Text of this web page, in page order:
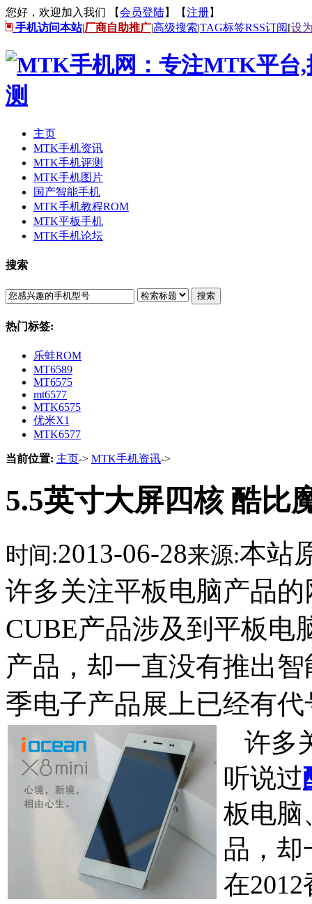
您好，欢迎加入我们 【会员登陆】【注册】
手机访问本站|厂商自助推广|高级搜索|TAG标签RSS订阅[设
主页
MTK手机资讯
MTK手机评测
MTK手机图片
国产智能手机
MTK手机教程ROM
MTK平板手机
MTK手机论坛
搜索
搜索
热门标签:
乐蛙ROM
MT6589
MT6575
mt6577
MTK6575
优米X1
MTK6577
当前位置: 主页-> MTK手机资讯->
5.5英寸大屏四核 酷比
时间:2013-06-28来源:本站
许多关注平板电脑产品
CUBE产品涉及到平板电
产品，却一直没有推出
季电子产品展上已经有代
许多
听说过
板电脑
品，却
在